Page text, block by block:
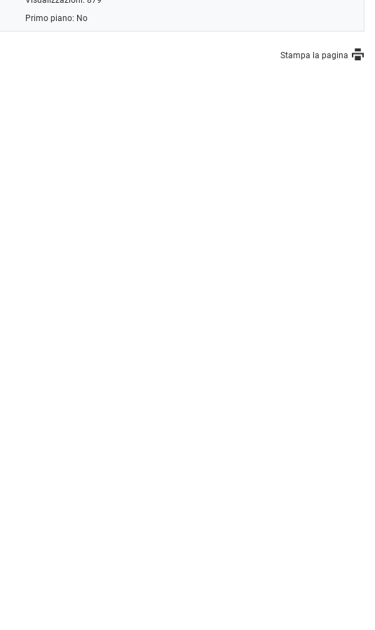
Primo piano: No
Stampa la pagina